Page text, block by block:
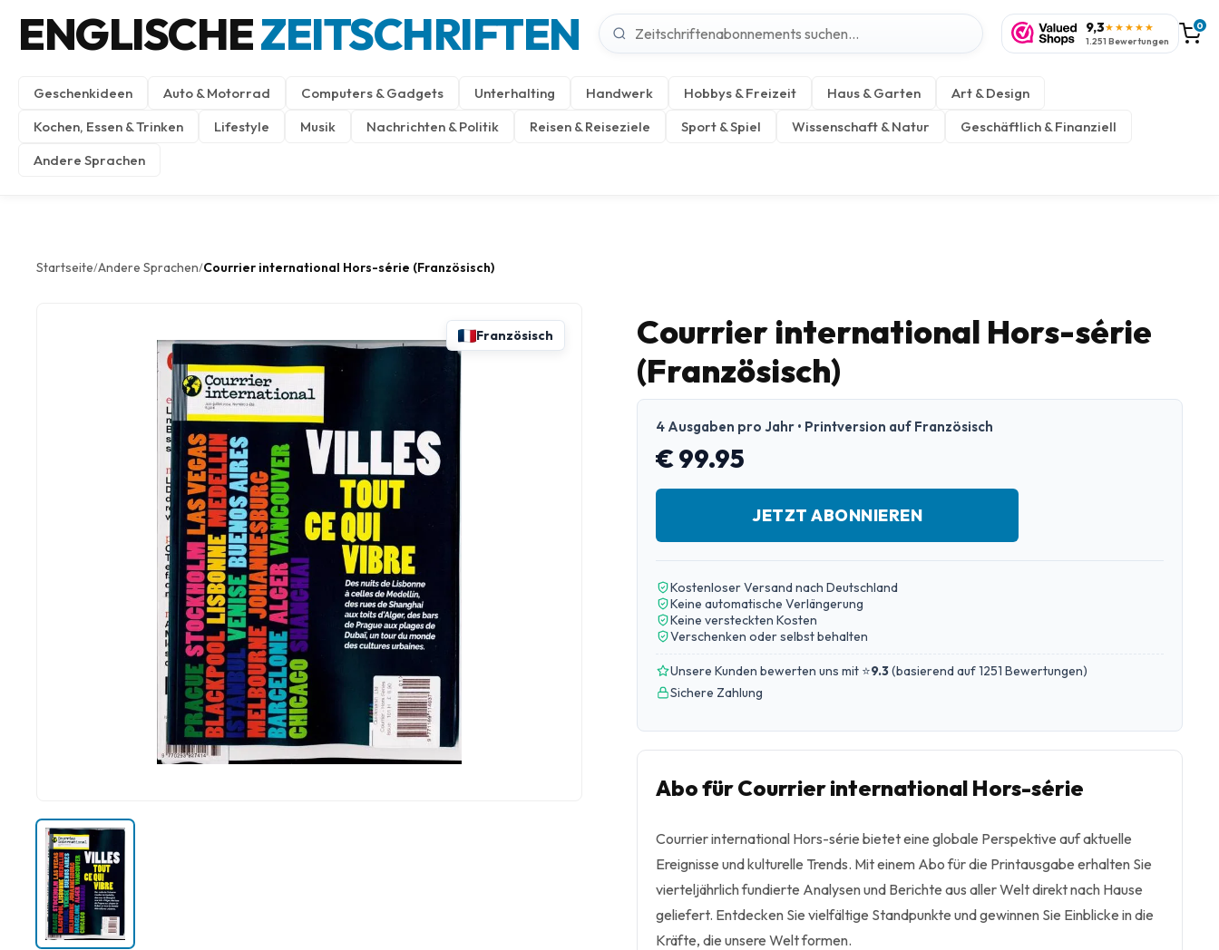
ENGLISCHEZEITSCHRIFTEN 9,3★★★★★
1.251 Bewertungen
0
Geschenkideen Auto & Motorrad Computers & Gadgets Unterhalting Handwerk Hobbys & Freizeit Haus & Garten
Art & Design
Kochen, Essen & Trinken
Lifestyle Musik Nachrichten & Politik Reisen & Reiseziele Sport & Spiel Wissenschaft & Natur
Geschäftlich & Finanziell
Andere Sprachen
Startseite/Andere Sprachen/Courrier international Hors-série (Französisch)
Französisch
Courrier international Hors-série
(Französisch)
4 Ausgaben pro Jahr • Printversion auf Französisch
€ 99.95
JETZT ABONNIEREN
Kostenloser Versand nach Deutschland
Keine automatische Verlängerung
Keine versteckten Kosten
Verschenken oder selbst behalten
Unsere Kunden bewerten uns mit ⭐9.3(basierend auf 1251 Bewertungen)
Sichere Zahlung
Abo für Courrier international Hors-série
Courrier international Hors-série bietet eine globale Perspektive auf aktuelle
Ereignisse und kulturelle Trends. Mit einem Abo für die Printausgabe erhalten Sie
vierteljährlich fundierte Analysen und Berichte aus aller Welt direkt nach Hause
geliefert. Entdecken Sie vielfältige Standpunkte und gewinnen Sie Einblicke in die
Kräfte, die unsere Welt formen.